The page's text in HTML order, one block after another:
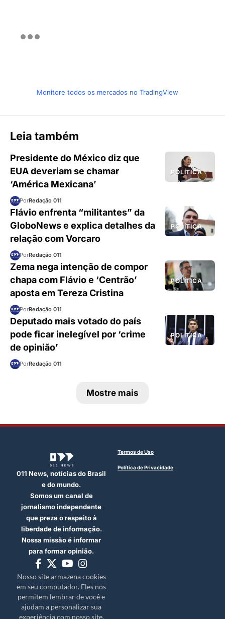
Monitore todos os mercados no TradingView
Leia também
POLÍTICA
Presidente do México diz que
EUA deveriam se chamar
‘América Mexicana’
PorRedação 011
POLÍTICA
Flávio enfrenta “militantes” da
GloboNews e explica detalhes da
relação com Vorcaro
PorRedação 011
POLÍTICA
Zema nega intenção de compor
chapa com Flávio e ‘Centrão’
aposta em Tereza Cristina
PorRedação 011
POLÍTICA
Deputado mais votado do país
pode ficar inelegível por ‘crime
de opinião’
PorRedação 011
Mostre mais
011 News, notícias do Brasil
e do mundo.
Somos um canal de
jornalismo independente
que preza o respeito à
liberdade de informação.
Nossa missão é informar
para formar opinião.
Nosso site armazena cookies
em seu computador. Eles nos
permitem lembrar de você e
ajudam a personalizar sua
experiência com nosso site.
Termos de Uso
Política de Privacidade